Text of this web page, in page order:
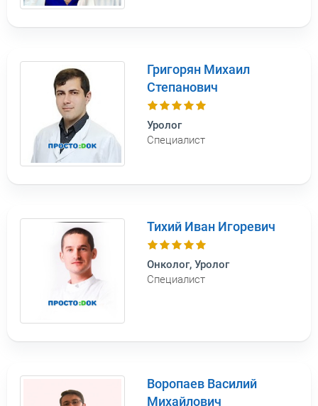
Григорян Михаил
Степанович
Уролог
Специалист
Тихий Иван Игоревич
Онколог, Уролог
Специалист
Воропаев Василий
Михайлович